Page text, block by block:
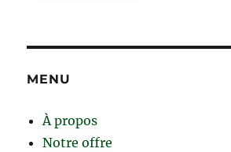
MENU
À propos
Notre offre